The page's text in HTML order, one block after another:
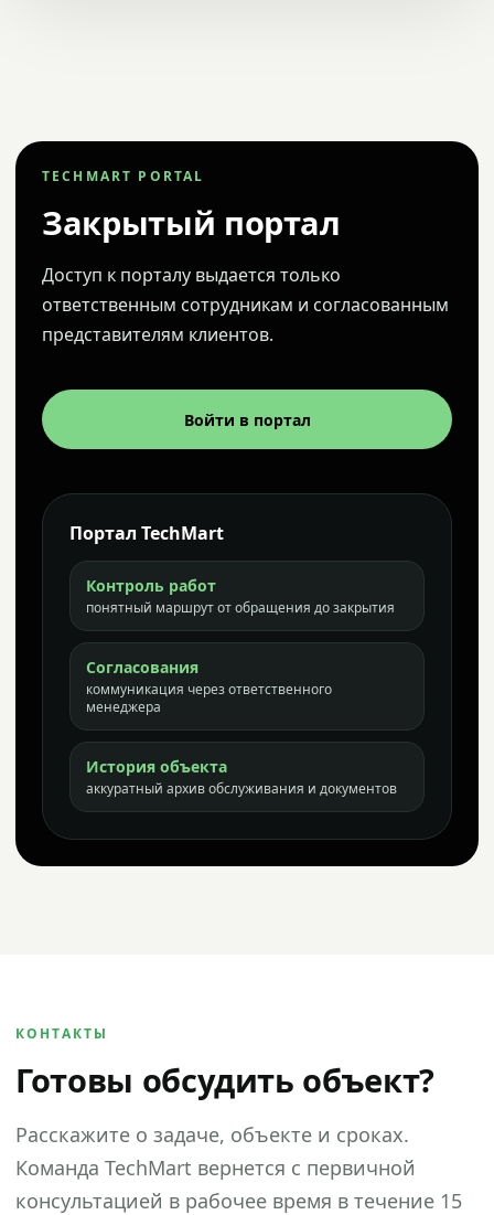
TECHMART PORTAL
Закрытый портал
Доступ к порталу выдается только
ответственным сотрудникам и согласованным
представителям клиентов.
Войти в портал
Портал TechMart
Контроль работ
понятный маршрут от обращения до закрытия
Согласования
коммуникация через ответственного
менеджера
История объекта
аккуратный архив обслуживания и документов
КОНТАКТЫ
Готовы обсудить объект?
Расскажите о задаче, объекте и сроках.
Команда TechMart вернется с первичной
консультацией в рабочее время в течение 15